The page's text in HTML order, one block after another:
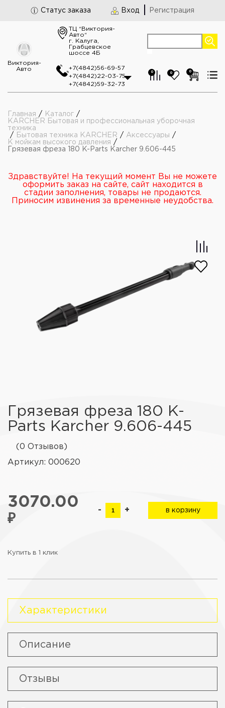
Статус заказа Вход Регистрация
Виктория-
Авто
ТЦ “Виктория-
Авто“
г. Калуга,
Грабцевское
шоссе 4Б
+7(4842)56-69-57
+7(4842)22-03-75
+7(4842)59-32-73
0 0 0
Главная / Каталог /
KARCHER Бытовая и профессиональная уборочная
техника
/
Бытовая техника KARCHER / Аксессуары /
К мойкам высокого давления /
Грязевая фреза 180 K-Parts Karcher 9.606-445
Здравствуйте! На текущий момент Вы не можете
оформить заказ на сайте, сайт находится в
стадии заполнения, товары не продаются.
Приносим извинения за временные неудобства.
Грязевая фреза 180 K-
Parts Karcher 9.606-445
(0 Отзывов)
Артикул: 000620
3070.00
₽
- + в корзину
Купить в 1 клик
Характеристики
Описание
Отзывы